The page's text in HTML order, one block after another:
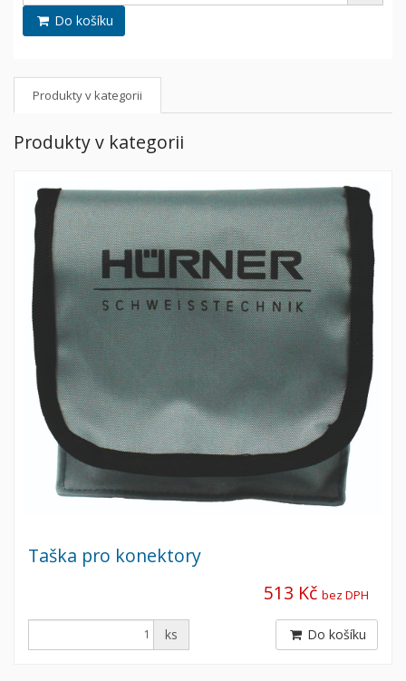
Do košíku
Produkty v kategorii
Produkty v kategorii
Taška pro konektory
513 Kč bez DPH
ks Do košíku